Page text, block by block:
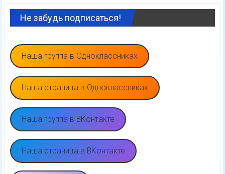
Не забудь подписаться!
Наша группа в Одноклассниках
Наша страница в Одноклассниках
Наша группа в ВКонтакте
Наша страница в ВКонтакте